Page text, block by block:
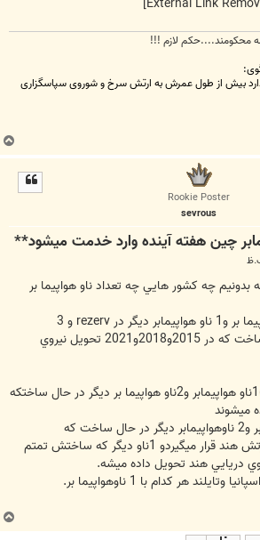
محکومند....حکم لازم !!!
بیش از طول عمرش به ارتش سرخ و شوروی سپاسگزاری
Rookie Poster
sevrous
چه كشور هايي چه تعداد ناو هواپيما بر
1.ايالات متحده 11 ناو هواپيما بر و1 ناو هواپيمابر ديگر در rezerv و 3
ناوهواپيمابر ديگر در حال ساخت كه در 2015و2018و2021 تحويل نيروي
3.پادشاهي متحده(بريتانيا)1ناو هواپيمابر و2ناو هواپيما بر ديگر در حال ساختكه
4.هندوستان با1ناوهواپيمابر و2 ناوهواپيمابر ديگر در حال ساخت كه
در2014و2017 در اختيار ارتش هند قرار ميگيردو 1ناو ديگر كه ساختش تمتم